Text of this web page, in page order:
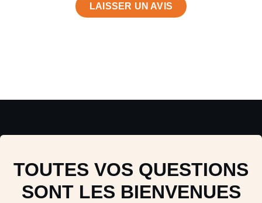
LAISSER UN AVIS
TOUTES VOS QUESTIONS
SONT LES BIENVENUES